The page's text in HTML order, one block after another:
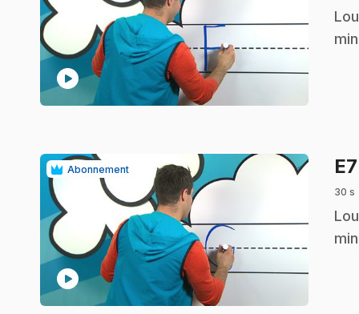
play_circle
.
Abonnement
play_circle
E7
30 s
.